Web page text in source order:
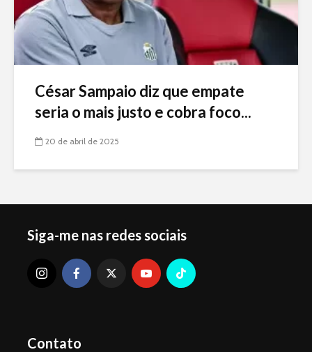
César Sampaio diz que empate
seria o mais justo e cobra foco...
20 de abril de 2025
Siga-me nas redes sociais
Contato